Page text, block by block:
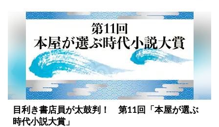
目利き書店員が太鼓判！ 第11回「本屋が選ぶ
時代小説大賞」